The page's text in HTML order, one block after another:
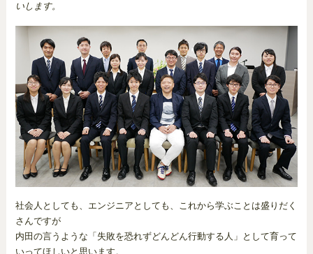
いします。
社会人としても、エンジニアとしても、これから学ぶことは盛りだく
さんですが
内田の言うような「失敗を恐れずどんどん行動する人」として育って
いってほしいと思います。